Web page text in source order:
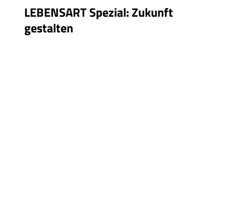
LEBENSART Spezial: Zukunft
gestalten